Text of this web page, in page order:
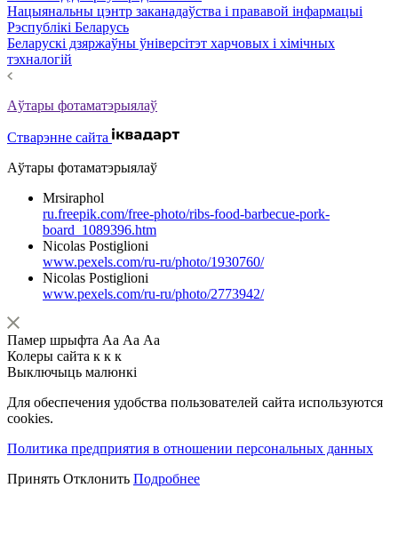
Нацыянальны цэнтр заканадаўства і прававой інфармацыі
Рэспублікі Беларусь
Беларускі дзяржаўны ўніверсітэт харчовых і хімічных
тэхналогій
Аўтары фотаматэрыялаў
Стварэнне сайта
Аўтары фотаматэрыялаў
Mrsiraphol
ru.freepik.com/free-photo/ribs-food-barbecue-pork-
board_1089396.htm
Nicolas Postiglioni
www.pexels.com/ru-ru/photo/1930760/
Nicolas Postiglioni
www.pexels.com/ru-ru/photo/2773942/
Памер шрыфта Аа Аа Аа
Колеры сайта к к к
Выключыць малюнкі
Для обеспечения удобства пользователей сайта используются
cookies.
Политика предприятия в отношении персональных данных
Принять Отклонить Подробнее